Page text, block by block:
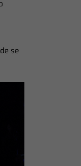
se